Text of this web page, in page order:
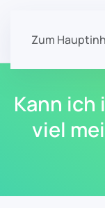
Zum
Kann ich
viel